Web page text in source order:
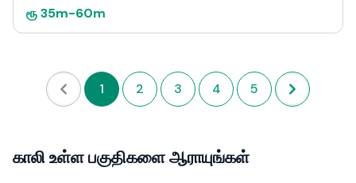
ரூ35m-60m
1 2 3 4 5
காலி உள்ள பகுதிகளை ஆராயுங்கள்